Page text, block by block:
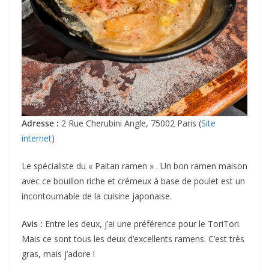
Adresse : 2 Rue Cherubini Angle, 75002 Paris (Site
internet)
Le spécialiste du « Paitan ramen » . Un bon ramen maison
avec ce bouillon riche et crémeux à base de poulet est un
incontournable de la cuisine japonaise.
Avis : Entre les deux, j’ai une préférence pour le ToriTori.
Mais ce sont tous les deux d’excellents ramens. C’est très
gras, mais j’adore !